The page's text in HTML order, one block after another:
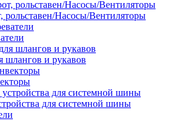
рольставен/Насосы/Вентиляторы
шлангов и рукавов
для системной шины